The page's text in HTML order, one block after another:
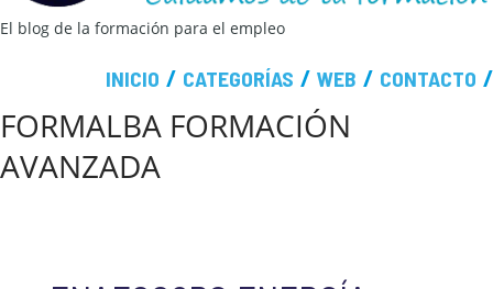
El blog de la formación para el empleo
INICIO CATEGORÍAS WEB CONTACTO
FORMALBA FORMACIÓN
AVANZADA